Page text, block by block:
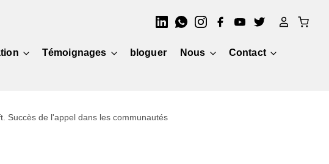
Témoignages bloguer Nous
Contact
Succès de l'appel dans les communautés